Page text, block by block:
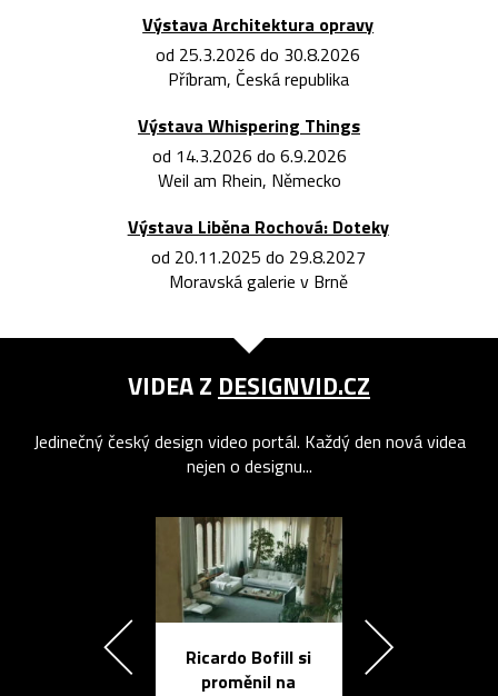
Výstava Architektura opravy
od 25.3.2026 do 30.8.2026
Příbram, Česká republika
Výstava Whispering Things
od 14.3.2026 do 6.9.2026
Weil am Rhein, Německo
Výstava Liběna Rochová: Doteky
od 20.11.2025 do 29.8.2027
Moravská galerie v Brně
VIDEA Z DESIGNVID.CZ
Jedinečný český design video portál. Každý den nová videa
nejen o designu...
Ricardo Bofill si
proměnil na